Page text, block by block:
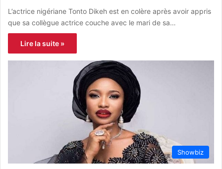
L’actrice nigériane Tonto Dikeh est en colère après avoir appris
que sa collègue actrice couche avec le mari de sa…
Lire la suite »
Showbiz